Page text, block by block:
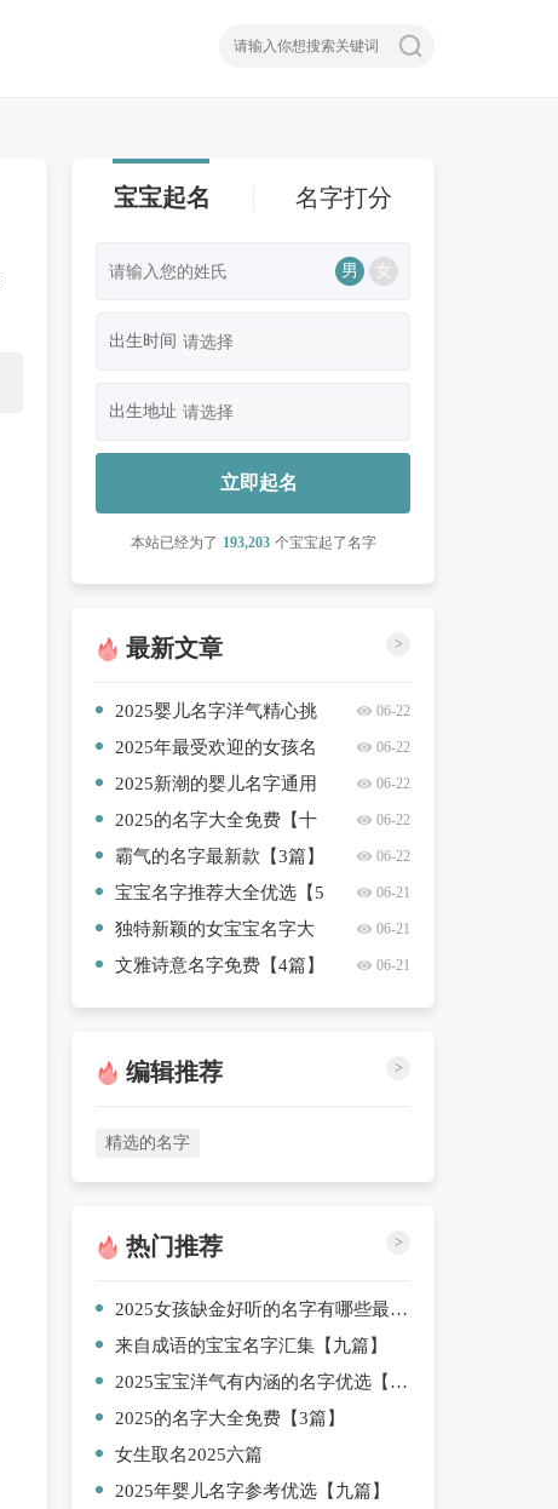
宝宝起名 名字打分
男 女
出生时间
出生地址
立即起名
本站已经为了 193,203 个宝宝起了名字
最新文章 >
2025婴儿名字洋气精心挑
选【十篇】
06-22
2025年最受欢迎的女孩名
字精选合集【四篇】
06-22
2025新潮的婴儿名字通用
【三篇】
06-22
2025的名字大全免费【十
篇】
06-22
霸气的名字最新款【3篇】 06-22
宝宝名字推荐大全优选【5
篇】
06-21
独特新颖的女宝宝名字大
全免费【6篇】
06-21
文雅诗意名字免费【4篇】 06-21
编辑推荐 >
精选的名字
热门推荐 >
2025女孩缺金好听的名字有哪些最新版【9篇】
来自成语的宝宝名字汇集【九篇】
2025宝宝洋气有内涵的名字优选【7篇】
2025的名字大全免费【3篇】
女生取名2025六篇
2025年婴儿名字参考优选【九篇】